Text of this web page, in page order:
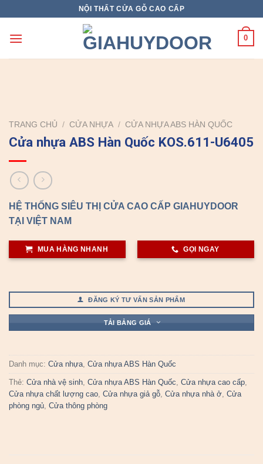
content
NỘI THẤT CỬA GỖ CAO CẤP
0
TRANG CHỦ / CỬA NHỰA / CỬA NHỰA ABS HÀN QUỐC
Cửa nhựa ABS Hàn Quốc KOS.611-U6405
HỆ THỐNG SIÊU THỊ CỬA CAO CẤP GIAHUYDOOR
TẠI VIỆT NAM
MUA HÀNG NHANH GỌI NGAY
ĐĂNG KÝ TƯ VẤN SẢN PHẨM
TẢI BẢNG GIÁ
Danh mục: Cửa nhựa, Cửa nhựa ABS Hàn Quốc
Thẻ: Cửa nhà vệ sinh, Cửa nhựa ABS Hàn Quốc, Cửa nhựa cao cấp,
Cửa nhựa chất lượng cao, Cửa nhựa giả gỗ, Cửa nhựa nhà ở, Cửa
phòng ngủ, Cửa thông phòng